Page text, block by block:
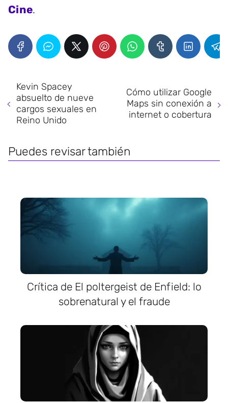
Cine.
Kevin Spacey
absuelto de nueve
cargos sexuales en
Reino Unido
Cómo utilizar Google
Maps sin conexión a
internet o cobertura
Puedes revisar también
Crítica de El poltergeist de Enfield: lo
sobrenatural y el fraude